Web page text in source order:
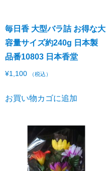
毎日香 大型バラ詰 お得な大
容量サイズ約240g 日本製
品番10803 日本香堂
¥1,100 （税込）
お買い物カゴに追加